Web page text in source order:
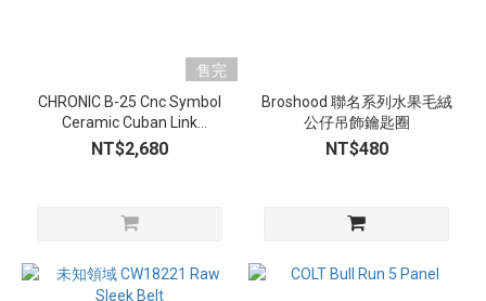
售完
CHRONIC B-25 Cnc Symbol
Ceramic Cuban Link
Bracelet
NT$2,680
Broshood 聯名系列水果毛絨
公仔吊飾鑰匙圈
NT$480